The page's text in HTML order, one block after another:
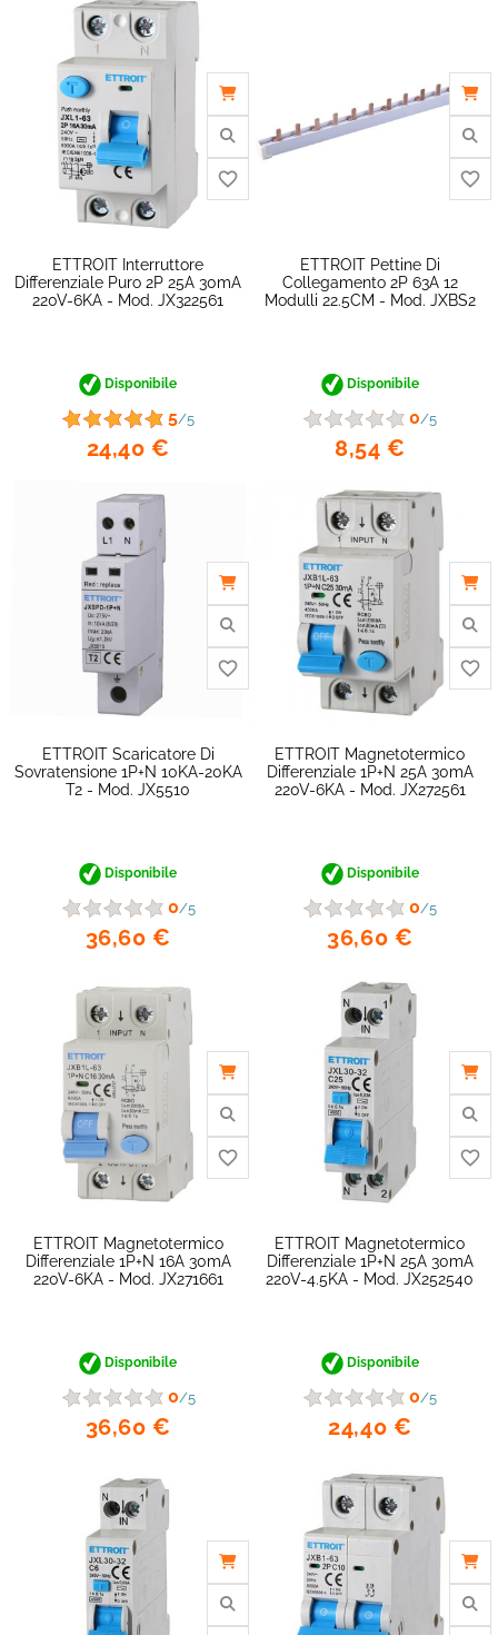
ETTROIT Interruttore
Differenziale Puro 2P 25A 30mA
220V-6KA - Mod. JX322561
Disponibile
5/5
24,40 €
ETTROIT Pettine Di
Collegamento 2P 63A 12
Modulli 22.5CM - Mod. JXBS2
Disponibile
0/5
8,54 €
ETTROIT Scaricatore Di
Sovratensione 1P+N 10KA-20KA
T2 - Mod. JX5510
Disponibile
0/5
36,60 €
ETTROIT Magnetotermico
Differenziale 1P+N 25A 30mA
220V-6KA - Mod. JX272561
Disponibile
0/5
36,60 €
ETTROIT Magnetotermico
Differenziale 1P+N 16A 30mA
220V-6KA - Mod. JX271661
Disponibile
0/5
36,60 €
ETTROIT Magnetotermico
Differenziale 1P+N 25A 30mA
220V-4.5KA - Mod. JX252540
Disponibile
0/5
24,40 €